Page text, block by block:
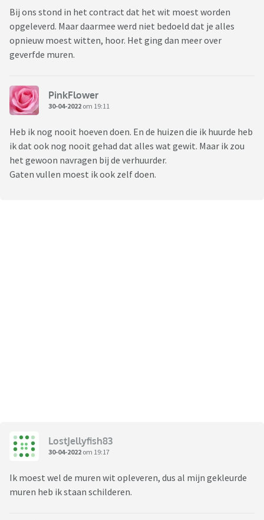
Bij ons stond in het contract dat het wit moest worden
opgeleverd. Maar daarmee werd niet bedoeld dat je alles
opnieuw moest witten, hoor. Het ging dan meer over
geverfde muren.
PinkFlower
30-04-2022 om 19:11
Heb ik nog nooit hoeven doen. En de huizen die ik huurde heb
ik dat ook nog nooit gehad dat alles wat gewit. Maar ik zou
het gewoon navragen bij de verhuurder.
Gaten vullen moest ik ook zelf doen.
LostJellyfish83
30-04-2022 om 19:17
Ik moest wel de muren wit opleveren, dus al mijn gekleurde
muren heb ik staan schilderen.